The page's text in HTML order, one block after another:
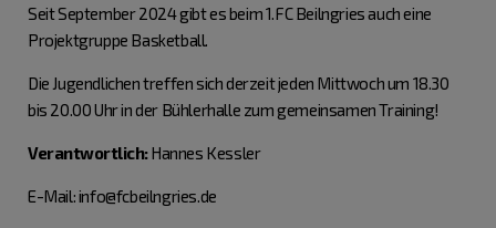
Seit September 2024 gibt es beim 1.FC Beilngries auch eine
Projektgruppe Basketball.
Die Jugendlichen treffen sich derzeit jeden Mittwoch um 18.30
bis 20.00 Uhr in der Bühlerhalle zum gemeinsamen Training!
Verantwortlich:Hannes Kessler
E-Mail: info@fcbeilngries.de